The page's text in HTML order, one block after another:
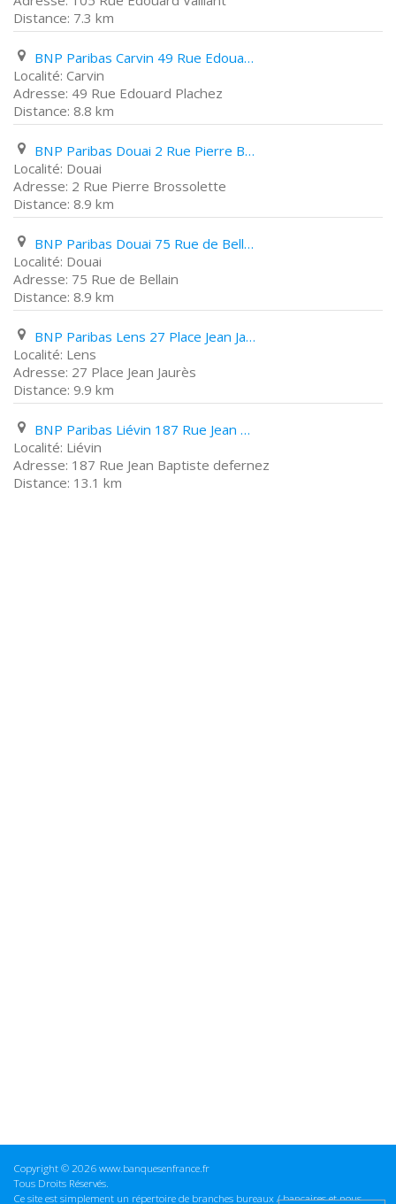
7.3 km
BNP Paribas Carvin 49 Rue Edouard Plachez
Carvin
49 Rue Edouard Plachez
8.8 km
BNP Paribas Douai 2 Rue Pierre Brossolette
Douai
2 Rue Pierre Brossolette
8.9 km
BNP Paribas Douai 75 Rue de Bellain
Douai
75 Rue de Bellain
8.9 km
BNP Paribas Lens 27 Place Jean Jaurès
Lens
27 Place Jean Jaurès
9.9 km
BNP Paribas Liévin 187 Rue Jean Baptiste defernez
Liévin
187 Rue Jean Baptiste defernez
13.1 km
Copyright © 2026 www.banquesenfrance.fr
Tous Droits Réservés.
Ce site est simplement un répertoire de branches bureaux / bancaires et nous